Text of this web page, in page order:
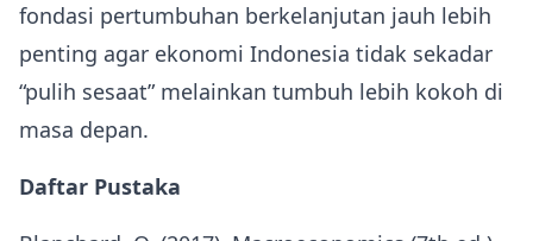
fondasi pertumbuhan berkelanjutan jauh lebih
penting agar ekonomi Indonesia tidak sekadar
“pulih sesaat” melainkan tumbuh lebih kokoh di
masa depan.
Daftar Pustaka